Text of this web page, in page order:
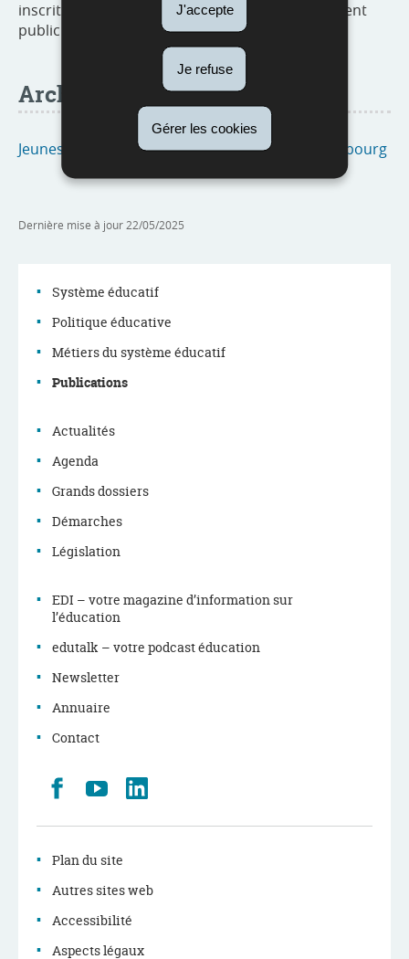
J'accepte
Je refuse
Gérer les cookies
inscrits dans les établissements de l’enseignement
public luxembourgeois.
Archive
Jeunes décrocheurs et jeunes inactifs au Luxembourg
Dernière mise à jour 22/05/2025
Menu
de
navigation
Système éducatif
Politique éducative
Métiers du système éducatif
Publications
Actualités
Agenda
Grands dossiers
Démarches
Législation
EDI – votre magazine d’information sur
l’éducation
edutalk – votre podcast éducation
Newsletter
Annuaire
Contact
Retrouvez
nous
Youtube
Plan du site
Autres sites web
Accessibilité
Aspects légaux